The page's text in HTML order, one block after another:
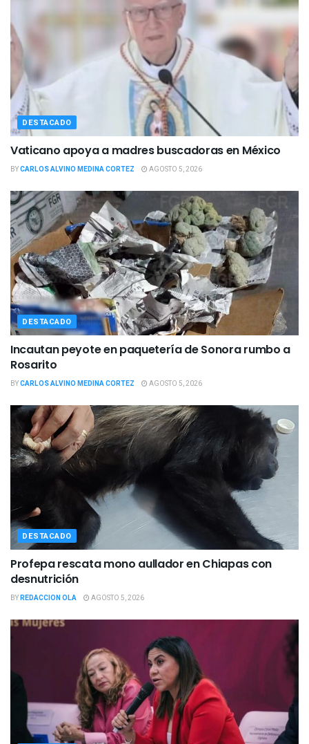
DESTACADO
Vaticano apoya a madres buscadoras en México
BYCARLOS ALVINO MEDINA CORTEZ AGOSTO 5, 2026
DESTACADO
Incautan peyote en paquetería de Sonora rumbo a
Rosarito
BYCARLOS ALVINO MEDINA CORTEZ AGOSTO 5, 2026
DESTACADO
Profepa rescata mono aullador en Chiapas con
desnutrición
BYREDACCION OLA AGOSTO 5, 2026